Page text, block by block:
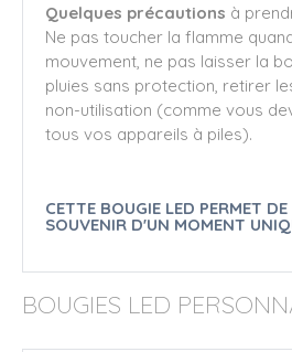
Quelques précautions à
Ne pas toucher la flamme
mouvement, ne pas laisser la
pluies sans protection, retirer
non-utilisation (comme vous
tous vos appareils à piles).
CETTE BOUGIE LED PERMET
SOUVENIR D'UN MOMENT
BOUGIES LED